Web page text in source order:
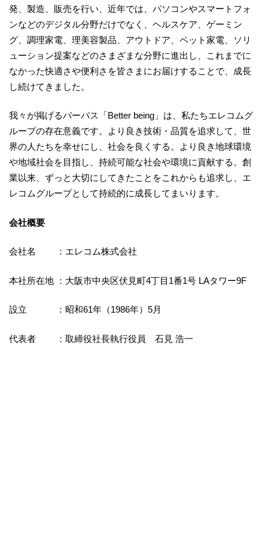
発、製造、販売を行い、近年では、パソコンやスマートフォ
ンなどのデジタル分野だけでなく、ヘルスケア、ゲーミン
グ、調理家電、理美容製品、アウトドア、ペット家電、ソリ
ューション提案などのさまざまな分野に進出し、これまでに
なかった快適さや便利さを皆さまにお届けすることで、成長
し続けてきました。
我々が掲げるパーパス「Better being」は、私たちエレコムグ
ループの存在意義です。より良き技術・品質を追求して、世
界の人たちを幸せにし、社会を良くする。より良き地球環境
や地域社会を目指し、持続可能な社会や環境に貢献する。創
業以来、ずっと大切にしてきたことをこれからも追求し、エ
レコムグループとして持続的に成長してまいります。
会社概要
会社名 ：エレコム株式会社
本社所在地 ：大阪市中央区伏見町4丁目1番1号 LAタワー9F
設立 ：昭和61年（1986年）5月
代表者 ：取締役社長執行役員 石見 浩一